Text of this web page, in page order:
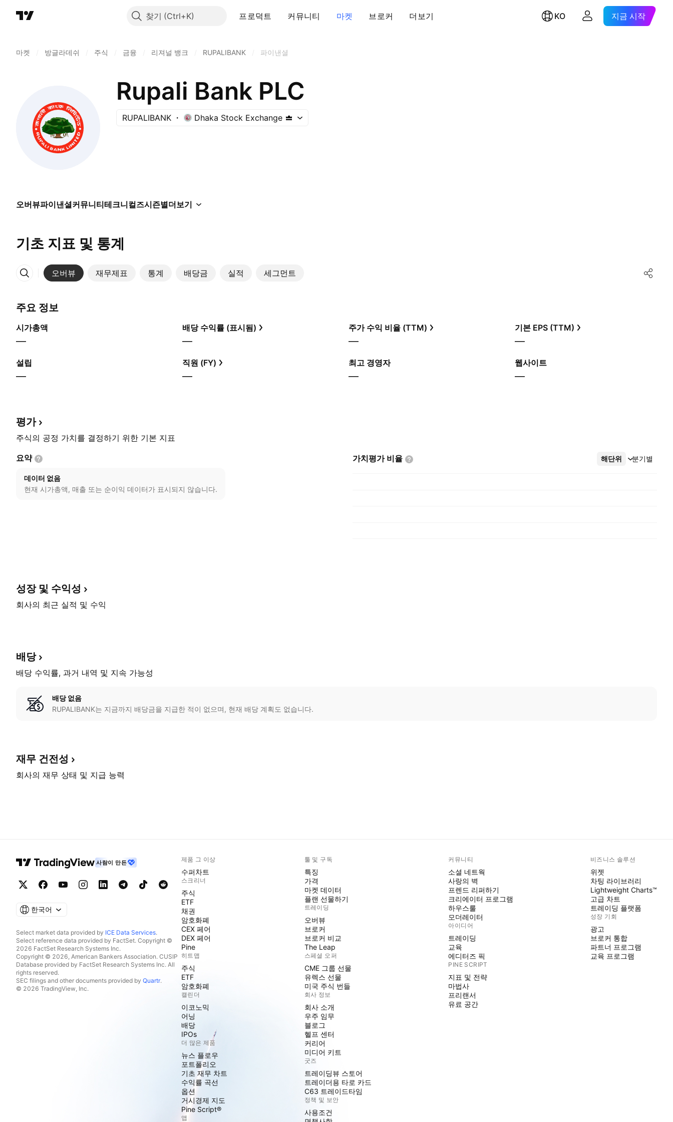
찾기 프로덕트 커뮤니티 마켓 브로커 더보기 KO 지금 시작
마켓 방글라데쉬 주식 금융 리져널 뱅크 RUPALIBANK 파이낸셜
Rupali Bank PLC
RUPALIBANK Dhaka Stock Exchange
오버뷰파이낸셜커뮤니티테크니컬즈시즌별더보기
기초 지표 및 통계
오버뷰 재무제표 통계 배당금 실적 세그먼트
More
주요 정보
시가총액
—
배당 수익률 (표시됨)
—
주가 수익 비율 (TTM)
—
기본 EPS (TTM)
—
설립
—
직원 (FY)
—
최고 경영자
—
웹사이트
—
평가
주식의 공정 가치를 결정하기 위한 기본 지표
요약
데이터 없음
현재 시가총액, 매출 또는 순이익 데이터가 표시되지 않습니다.
가치평가 비율 해단위 분기별
더보기
성장 및 수익성
회사의 최근 실적 및 수익
배당
배당 수익률, 과거 내역 및 지속 가능성
배당 없음
RUPALIBANK는 지금까지 배당금을 지급한 적이 없으며, 현재 배당 계획도 없습니다.
재무 건전성
회사의 재무 상태 및 지급 능력
사람이 만든
한국어
Select market data provided by ICE Data Services.
Select reference data provided by FactSet. Copyright ©
2026 FactSet Research Systems Inc.
Copyright © 2026, American Bankers Association. CUSIP
Database provided by FactSet Research Systems Inc. All
rights reserved.
SEC filings and other documents provided by Quartr.
© 2026 TradingView, Inc.
제품 그 이상
수퍼차트
스크리너
주식
ETF
채권
암호화폐
CEX 페어
DEX 페어
Pine
히트맵
주식
ETF
암호화폐
캘린더
이코노믹
어닝
배당
IPOs
더 많은 제품
뉴스 플로우
포트폴리오
기초 재무 차트
수익률 곡선
옵션
거시경제 지도
Pine Script®
앱
툴 및 구독
특징
가격
마켓 데이터
플랜 선물하기
트레이딩
오버뷰
브로커
브로커 비교
The Leap
스페셜 오퍼
CME 그룹 선물
유렉스 선물
미국 주식 번들
회사 정보
회사 소개
우주 임무
블로그
헬프 센터
커리어
미디어 키트
굿즈
트레이딩뷰 스토어
트레이더용 타로 카드
C63 트레이드타임
정책 및 보안
사용조건
커뮤니티
소셜 네트웍
사랑의 벽
프렌드 리퍼하기
크리에이터 프로그램
하우스룰
모더레이터
아이디어
트레이딩
교육
에디터즈 픽
PINE SCRIPT
지표 및 전략
마법사
프리랜서
유료 공간
비즈니스 솔루션
위젯
차팅 라이브러리
Lightweight Charts™
고급 차트
트레이딩 플랫폼
성장 기회
광고
브로커 통합
파트너 프로그램
교육 프로그램